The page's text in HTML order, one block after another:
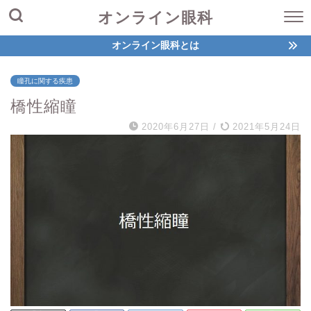
オンライン眼科
オンライン眼科とは
瞳孔に関する疾患
橋性縮瞳
2020年6月27日 / 2021年5月24日